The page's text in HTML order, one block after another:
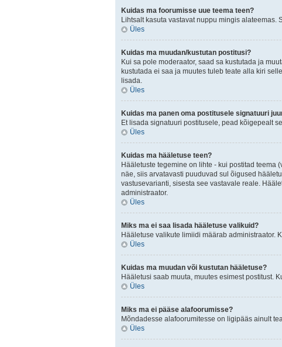
Kuidas ma foorumisse uue teema teen?
Lihtsalt kasuta vastavat nuppu mingis
Üles
Kuidas ma muudan/kustutan postitusi?
Kui sa pole moderaator, saad sa kustutada ja
kustutada ei saa ja muutes tuleb teate alla kiri
lisada.
Üles
Kuidas ma panen oma postitusele signatuuri
Et lisada signatuuri postitusele, pead kõigepealt
Üles
Kuidas ma hääletuse teen?
Hääletuste tegemine on lihte - kui postitad teema
näe, siis arvatavasti puuduvad sul õigused
vastusevarianti, sisesta see vastavale reale.
administraator.
Üles
Miks ma ei saa lisada hääletuse valikuid?
Hääletuse valikute limiidi määrab administraator.
Üles
Kuidas ma muudan või kustutan hääletuse?
Hääletusi saab muuta, muutes esimest postitust.
Üles
Miks ma ei pääse alafoorumisse?
Mõndadesse alafoorumitesse on ligipääs ainult
Üles